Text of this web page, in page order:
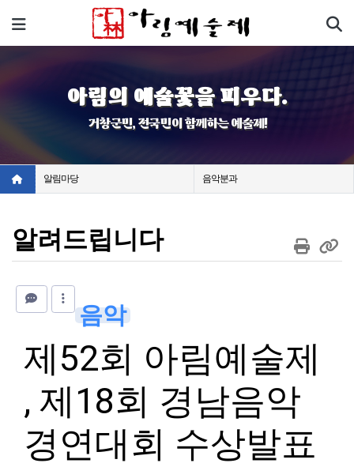
메뉴
아림의 예술꽃을 피우다.
거창군민, 전국민이 함께하는 예술제!
알림마당 음악분과
알려드립니다
음악
제52회 아림예술제
, 제18회 경남음악
경연대회 수상발표